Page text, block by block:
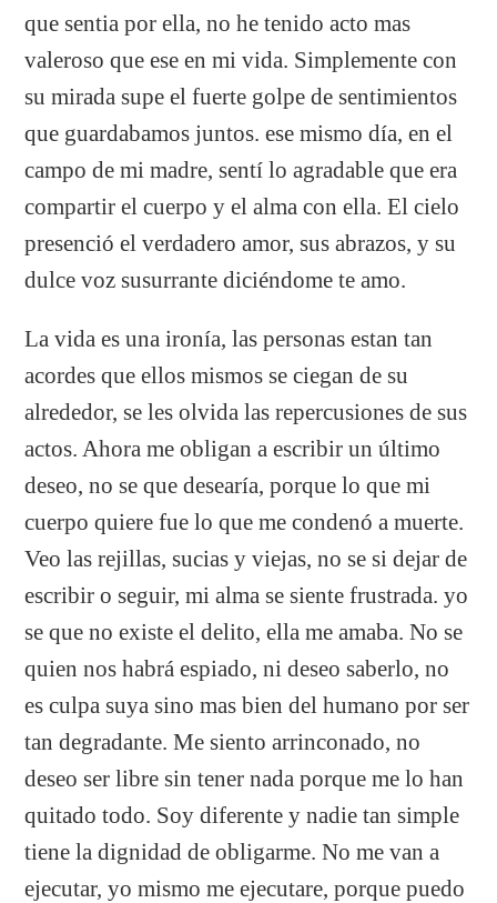
que sentia por ella, no he tenido acto mas
valeroso que ese en mi vida. Simplemente con
su mirada supe el fuerte golpe de sentimientos
que guardabamos juntos. ese mismo día, en el
campo de mi madre, sentí lo agradable que era
compartir el cuerpo y el alma con ella. El cielo
presenció el verdadero amor, sus abrazos, y su
dulce voz susurrante diciéndome te amo.
La vida es una ironía, las personas estan tan
acordes que ellos mismos se ciegan de su
alrededor, se les olvida las repercusiones de sus
actos. Ahora me obligan a escribir un último
deseo, no se que desearía, porque lo que mi
cuerpo quiere fue lo que me condenó a muerte.
Veo las rejillas, sucias y viejas, no se si dejar de
escribir o seguir, mi alma se siente frustrada. yo
se que no existe el delito, ella me amaba. No se
quien nos habrá espiado, ni deseo saberlo, no
es culpa suya sino mas bien del humano por ser
tan degradante. Me siento arrinconado, no
deseo ser libre sin tener nada porque me lo han
quitado todo. Soy diferente y nadie tan simple
tiene la dignidad de obligarme. No me van a
ejecutar, yo mismo me ejecutare, porque puedo